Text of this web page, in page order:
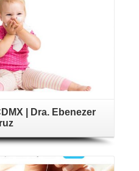
| Dra. Ebenezer